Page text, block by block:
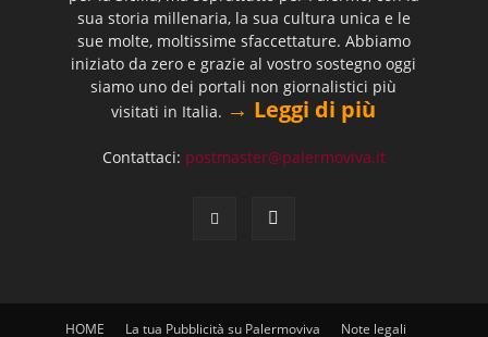
sua storia millenaria, la sua cultura unica e le
sue molte, moltissime sfaccettature. Abbiamo
iniziato da zero e grazie al vostro sostegno oggi
siamo uno dei portali non giornalistici più
visitati in Italia. → Leggi di più
Contattaci: postmaster@palermoviva.it
HOME La tua Pubblicità su Palermoviva Note legali